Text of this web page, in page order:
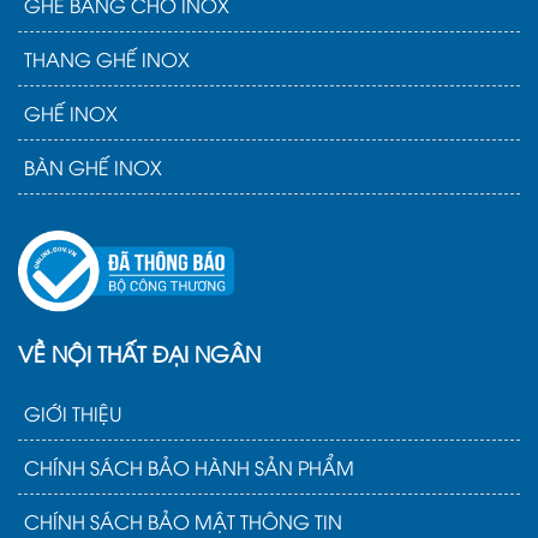
Các mẫu bàn liền ghế cao cấp thường có
khung kim loại chắc chắn và mặt gỗ công
nghiệp hoặc tự nhiên. Bộ bàn ghế liền học sinh
mang lại độ bền cao và thiết kế thẩm mỹ, phù
hợp cho học sinh các cấp.
Bàn ghế học sinh bán trú
Bàn bán trú có liền ghế
Bàn bán trú có liền ghế
BBT 205
2090000
VND
1540000
Bàn ghế phòng học dính
1320000
THANG GHẾ INOX
GHẾ INOX
BÀN GHẾ INOX
VỀ NỘI THẤT ĐẠI NGÂN
GIỚI THIỆU
CHÍNH SÁCH BẢO HÀNH SẢN PHẨM
CHÍNH SÁCH BẢO MẬT THÔNG TIN